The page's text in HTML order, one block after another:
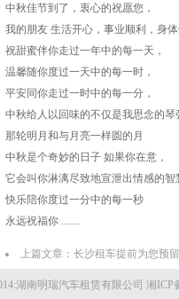
中秋佳节到了，衷心的祝愿您，
我的朋友 生活开心，事业顺利，身体
祝甜蜜伴你走过一年中的每一天，
温馨随你度过一天中的每一时，
平安同你走过一时中的每一分，
中秋给人以回味的不仅是我思念的琴
那轮明月和与月亮一样圆的月
中秋是个奇妙的日子 如果你在意，
它会叫你淋漓尽致地宣泄出情感的智
快乐陪你度过一分中的每一秒
永远祝福你 .......
上篇文章： 长沙租车提前为您预
湖南明瑞汽车租赁有限公司 湘